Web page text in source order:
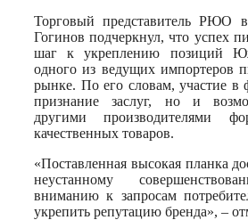
Торговый представитель РЮО
Гогинов подчеркнул, что успех
шаг к укреплению позиций
одного из ведущих импортеров
рынке. По его словам, участие в
признание заслуг, но и
другими производителями
качественных товаров.
«Поставленная высокая планка
неустанному
вниманию к запросам
укрепить репутацию бренда», –